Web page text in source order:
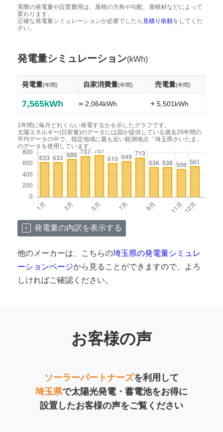
実際の発電量や設置費用は、屋根の方角や勾配、屋根材などによって
変わります。
正確な発電量シミュレーションが必要でしたら 見積り依頼をしてくだ
さい。
発電量シミュレーション(kWh)
発電量(年間) 自家消費量(年間) 売電量(年間)
7,565kWh =2,064kWh +5,501kWh
1年間に毎月どれくらい発電するかを示したグラフです。
太陽エネルギー(日射量)のデータには国が提供している過去29年間の
平均データの中で、指定地域に最も近い観測地点「埼玉県さいたま」
のデータを使用しています。
発電量の内訳を表示する
他のメーカーは、こちらの埼玉県の発電量シミュレ
ーションページから見ることができますので、よろ
しければご確認ください。
お客様の声
ソーラーパートナーズを利用して
埼玉県で太陽光発電・蓄電池をお得に
設置したお客様の声をご覧ください